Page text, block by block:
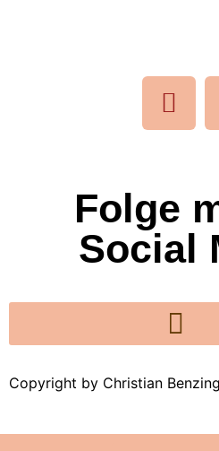
Folge
Social
Copyright by Christian